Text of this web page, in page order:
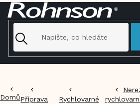
DomůPříprava
Rychlovarné